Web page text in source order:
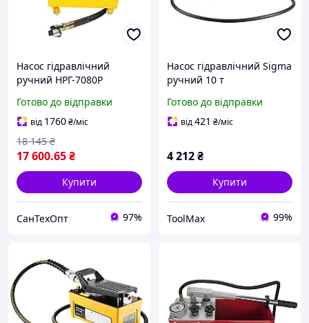
Насос гідравлічний
ручний НРГ-7080Р
мПа)
Готово до відправки
від 1760₴/міс
17 600.65₴
18 145 ₴
Купити
СанТехОпт 97%
Насос гідравлічний Sigma
ручний 10 т
Готово до відправки
від421 ₴/міс
4 212₴
Купити
ToolMax 99%